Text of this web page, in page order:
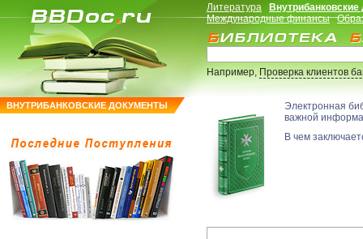
ВНУТРИБАНКОВСКИЕ ДОКУМЕНТЫ
Литература
Международные финансы
Например,Проверка клиентов
Электронная
важной
В чем